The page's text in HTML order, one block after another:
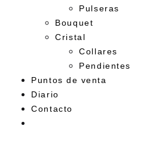
Pulseras
Bouquet
Cristal
Collares
Pendientes
Puntos de venta
Diario
Contacto